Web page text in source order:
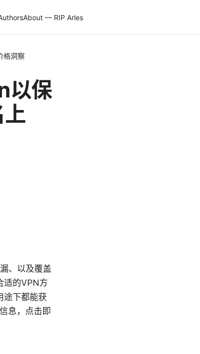
About — RIP Arles
格洞察
以保
、以及覆盖
适的VPN方
途下都能获
息，点击即